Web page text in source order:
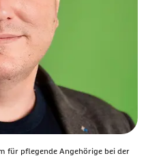
für pflegende Angehörige bei der